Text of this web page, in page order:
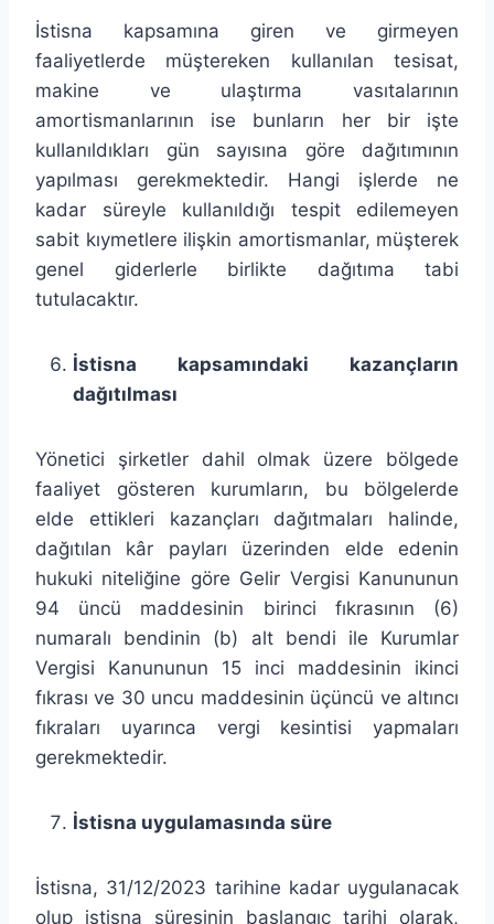
İstisna kapsamına giren ve girmeyen
faaliyetlerde müştereken kullanılan tesisat,
makine ve ulaştırma vasıtalarının
amortismanlarının ise bunların her bir işte
kullanıldıkları gün sayısına göre dağıtımının
yapılması gerekmektedir. Hangi işlerde ne
kadar süreyle kullanıldığı tespit edilemeyen
sabit kıymetlere ilişkin amortismanlar, müşterek
genel giderlerle birlikte dağıtıma tabi
tutulacaktır.
İstisna kapsamındaki kazançların
dağıtılması
Yönetici şirketler dahil olmak üzere bölgede
faaliyet gösteren kurumların, bu bölgelerde
elde ettikleri kazançları dağıtmaları halinde,
dağıtılan kâr payları üzerinden elde edenin
hukuki niteliğine göre Gelir Vergisi Kanununun
94 üncü maddesinin birinci fıkrasının (6)
numaralı bendinin (b) alt bendi ile Kurumlar
Vergisi Kanununun 15 inci maddesinin ikinci
fıkrası ve 30 uncu maddesinin üçüncü ve altıncı
fıkraları uyarınca vergi kesintisi yapmaları
gerekmektedir.
İstisna uygulamasında süre
İstisna, 31/12/2023 tarihine kadar uygulanacak
olup istisna süresinin başlangıç tarihi olarak,